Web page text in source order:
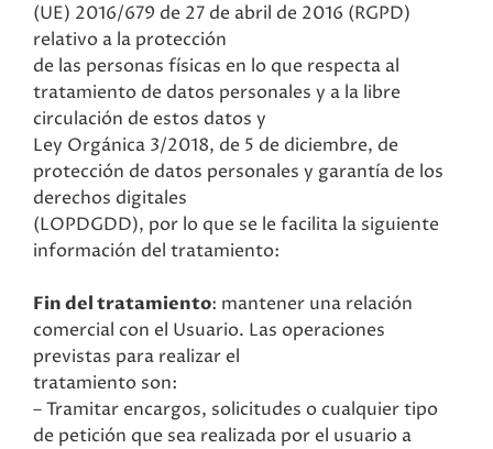
(UE) 2016/679 de 27 de abril de 2016 (RGPD)
relativo a la protección
de las personas físicas en lo que respecta al
tratamiento de datos personales y a la libre
circulación de estos datos y
Ley Orgánica 3/2018, de 5 de diciembre, de
protección de datos personales y garantía de los
derechos digitales
(LOPDGDD), por lo que se le facilita la siguiente
información del tratamiento:
Fin del tratamiento: mantener una relación
comercial con el Usuario. Las operaciones
previstas para realizar el
tratamiento son:
– Tramitar encargos, solicitudes o cualquier tipo
de petición que sea realizada por el usuario a